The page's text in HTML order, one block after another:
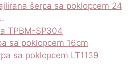
šerpa sa poklopcem 24
TPBM-SP304
sa poklopcem 16cm
sa poklopcem LT1139